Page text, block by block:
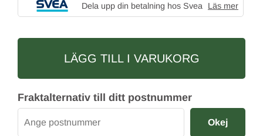
Dela upp din betalning hos Svea Läs mer
LÄGG TILL I VARUKORG
Fraktalternativ till ditt postnummer
Okej